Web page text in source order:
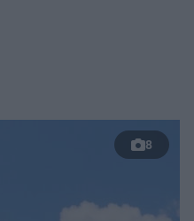
8